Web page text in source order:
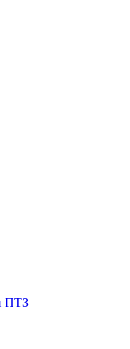
ПТЗ